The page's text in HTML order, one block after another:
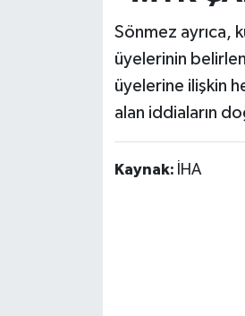
Sönmez ayrıca,
üyelerinin
üyelerine ilişkin
alan iddiaların
Kaynak: İHA